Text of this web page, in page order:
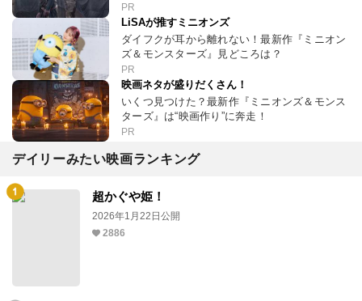
PR
LiSAが推すミニオンズ
ダイフクが耳から離れない！最新作『ミニオン
ズ＆モンスターズ』見どころは？
PR
映画ネタが盛りだくさん！
いくつ見つけた？最新作『ミニオンズ＆モンス
ターズ』は“映画作り”に奔走！
PR
デイリーみたい映画ランキング
超かぐや姫！
2026年1月22日公開
2886